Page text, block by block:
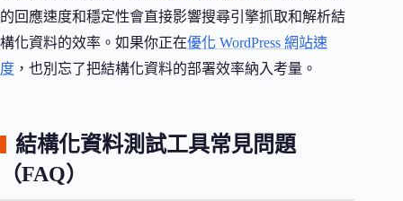
的回應速度和穩定性會直接影響搜尋引擎抓取和解析結
構化資料的效率。如果你正在優化 WordPress 網站速
度 ，也別忘了把結構化資料的部署效率納入考量。
結構化資料測試工具常見問題
（FAQ）